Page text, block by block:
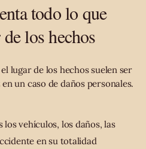
todo lo que
los hechos
lugar de los hechos suelen ser
un caso de daños personales.
vehículos, los daños, las
en su totalidad